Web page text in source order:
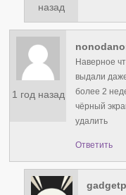
назад
1 год назад
Наверное
выдали
более 2
чёрный
удалить
Ответить